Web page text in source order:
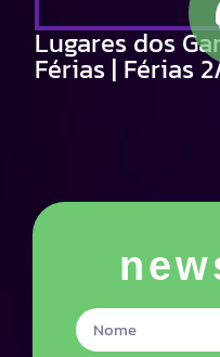
Lugares dos
Férias | Férias